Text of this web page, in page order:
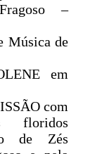
–
Música de
em
com
floridos
de Zés